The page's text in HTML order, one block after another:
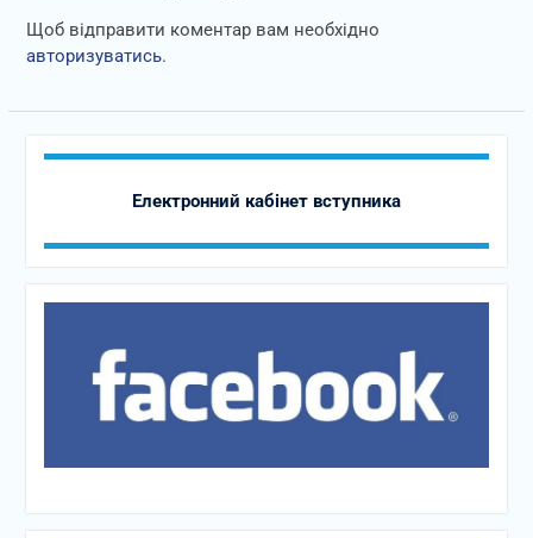
Щоб відправити коментар вам необхідно
авторизуватись.
Електронний кабінет вступника